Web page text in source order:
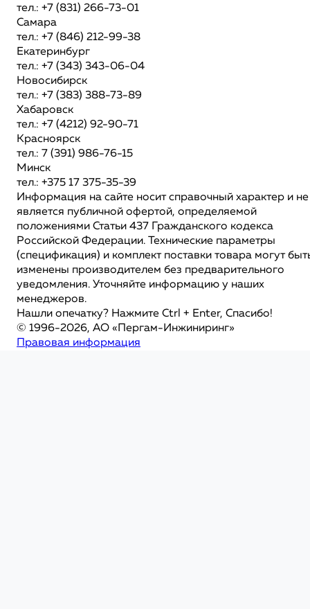
тел.: +7 (831) 266-73-01
Самара
тел.: +7 (846) 212-99-38
Екатеринбург
тел.: +7 (343) 343-06-04
Новосибирск
тел.: +7 (383) 388-73-89
Хабаровск
тел.: +7 (4212) 92-90-71
Красноярск
тел.: 7 (391) 986-76-15
Минск
тел.: +375 17 375-35-39
Информация на сайте носит справочный характер и не
является публичной офертой, определяемой
положениями Статьи 437 Гражданского кодекса
Российской Федерации. Технические параметры
(спецификация) и комплект поставки товара могут
изменены производителем без предварительного
уведомления. Уточняйте информацию у наших
менеджеров.
Нашли опечатку? Нажмите Ctrl + Enter, Спасибо!
© 1996-2026, АО «Пергам-Инжиниринг»
Правовая информация